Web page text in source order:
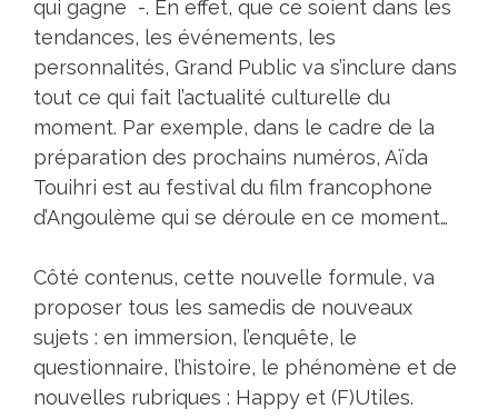
qui gagne -. En effet, que ce soient dans les
tendances, les événements, les
personnalités, Grand Public va s’inclure dans
tout ce qui fait l’actualité culturelle du
moment. Par exemple, dans le cadre de la
préparation des prochains numéros, Aïda
Touihri est au festival du film francophone
d’Angoulème qui se déroule en ce moment…
Côté contenus, cette nouvelle formule, va
proposer tous les samedis de nouveaux
sujets : en immersion, l’enquête, le
questionnaire, l’histoire, le phénomène et de
nouvelles rubriques : Happy et (F)Utiles.